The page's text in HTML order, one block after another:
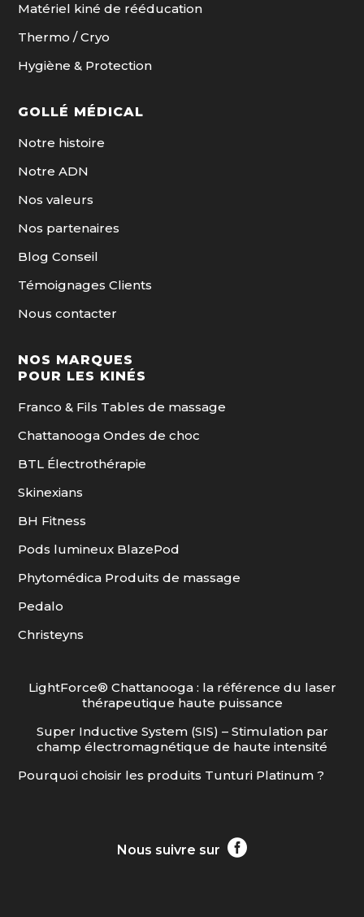
Matériel kiné de rééducation
Thermo / Cryo
Hygiène & Protection
GOLLÉ MÉDICAL
Notre histoire
Notre ADN
Nos valeurs
Nos partenaires
Blog Conseil
Témoignages Clients
Nous contacter
NOS MARQUES
POUR LES KINÉS
Franco & Fils Tables de massage
Chattanooga Ondes de choc
BTL Électrothérapie
Skinexians
BH Fitness
Pods lumineux BlazePod
Phytomédica Produits de massage
Pedalo
Christeyns
LightForce® Chattanooga : la référence du laser
thérapeutique haute puissance
Super Inductive System (SIS) – Stimulation par
champ électromagnétique de haute intensité
Pourquoi choisir les produits Tunturi Platinum ?
Nous suivre sur 